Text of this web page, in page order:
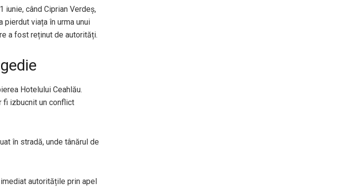
iunie, când Ciprian Verdeș,
viața în urma unui
a fost reținut de autorități.
Hotelului Ceahlău.
fi izbucnit un conflict
în stradă, unde tânărul de
autoritățile prin apel